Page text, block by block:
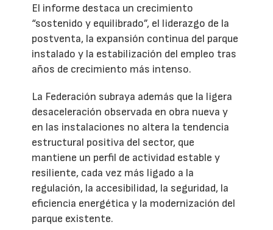
El informe destaca un crecimiento
“sostenido y equilibrado”, el liderazgo de la
postventa, la expansión continua del parque
instalado y la estabilización del empleo tras
años de crecimiento más intenso.
La Federación subraya además que la ligera
desaceleración observada en obra nueva y
en las instalaciones no altera la tendencia
estructural positiva del sector, que
mantiene un perfil de actividad estable y
resiliente, cada vez más ligado a la
regulación, la accesibilidad, la seguridad, la
eficiencia energética y la modernización del
parque existente.